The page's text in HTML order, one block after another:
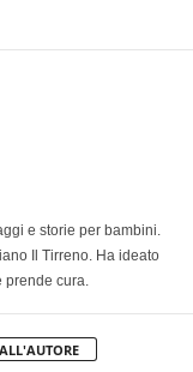
e storie per bambini.
Il Tirreno. Ha ideato
prende cura.